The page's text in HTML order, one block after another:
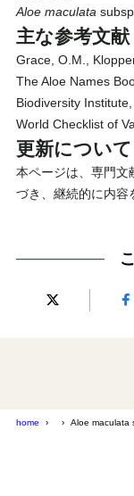
Aloe maculata subsp.
主な参考文献
Grace, O.M.,
The Aloe Names
Biodiversity Institute,
World Checklist of
更新について
本ページは、専門文
づき、継続的に内容
home Aloe maculata